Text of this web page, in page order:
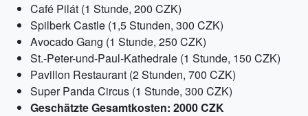
Café Pilát (1 Stunde, 200 CZK)
Spilberk Castle (1,5 Stunden, 300 CZK)
Avocado Gang (1 Stunde, 250 CZK)
St.-Peter-und-Paul-Kathedrale (1 Stunde, 150 CZK)
Pavillon Restaurant (2 Stunden, 700 CZK)
Super Panda Circus (1 Stunde, 300 CZK)
Geschätzte Gesamtkosten: 2000 CZK